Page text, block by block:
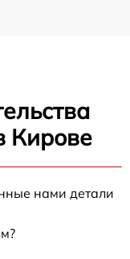
Кирове
нами детали